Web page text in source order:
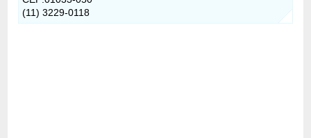
(11) 3229-0118